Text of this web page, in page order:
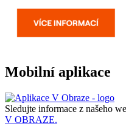
Mobilní aplikace
Sledujte informace z našeho
V OBRAZE.